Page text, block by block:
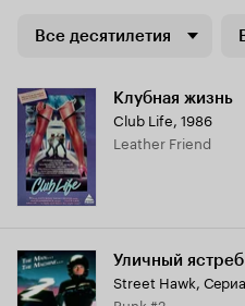
Все десятилетия
Клубная жизнь
Club Life, 1986
Leather Friend
Уличный ястреб
Street Hawk,